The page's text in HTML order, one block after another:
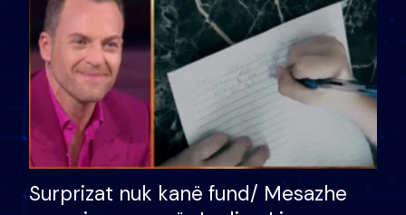
Surprizat nuk kanë fund/ Mesazhe